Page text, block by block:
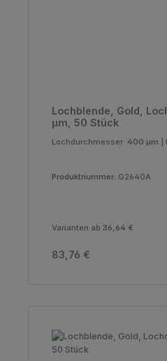
Lochblende, Gold,
µm, 50 Stück
Lochdurchmesser: 400 µm
Produktnummer: G2640A
Varianten ab 36,64 €
Regulärer Preis:
83,76 €